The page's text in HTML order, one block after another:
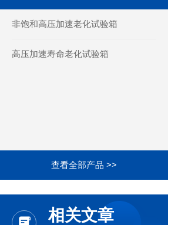
非饱和高压加速老化试验箱
高压加速寿命老化试验箱
查看全部产品 >>
相关文章